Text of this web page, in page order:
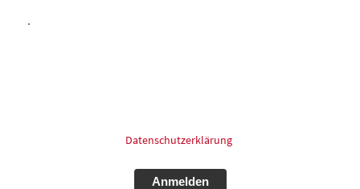
Datenschutzerklärung